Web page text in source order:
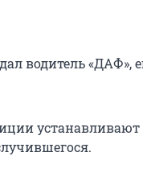
водитель «ДАФ»,
устанавливают